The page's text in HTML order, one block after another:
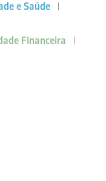
e Saúde
Financeira